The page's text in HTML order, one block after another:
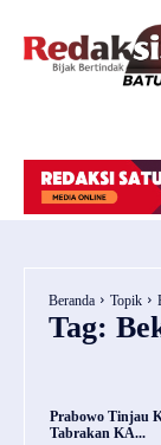
Beranda Topik
Tag:
Prabowo Tinjau
Tabrakan KA...